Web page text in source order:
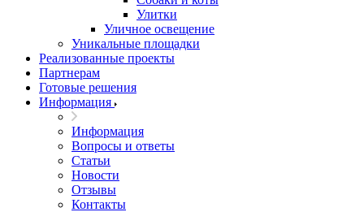
Улитки
Уличное освещение
Уникальные площадки
Реализованные проекты
Партнерам
Готовые решения
Информация
Информация
Вопросы и ответы
Статьи
Новости
Отзывы
Контакты